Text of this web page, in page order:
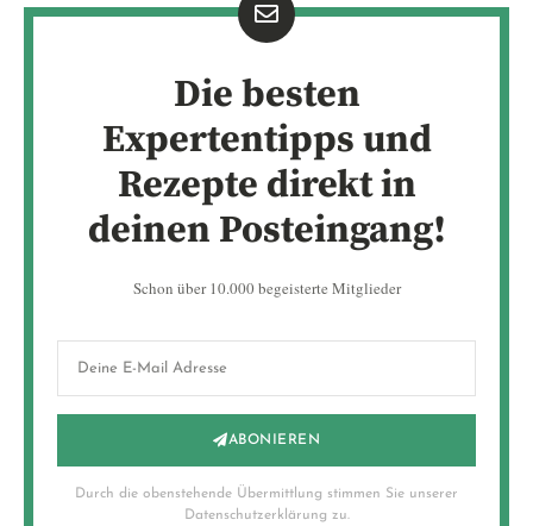
Die besten
Expertentipps und
Rezepte direkt in
deinen Posteingang!
Schon über 10.000 begeisterte Mitglieder
ABONIEREN
Durch die obenstehende Übermittlung stimmen Sie unserer
Datenschutzerklärung zu.